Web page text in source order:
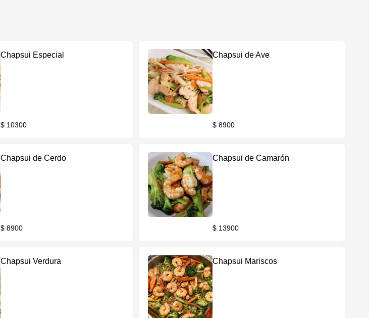
Chapsui Especial
$ 10300
Chapsui de Ave
$ 8900
Chapsui de Cerdo
$ 8900
Chapsui de Camarón
$ 13900
Chapsui Verdura Chapsui Mariscos